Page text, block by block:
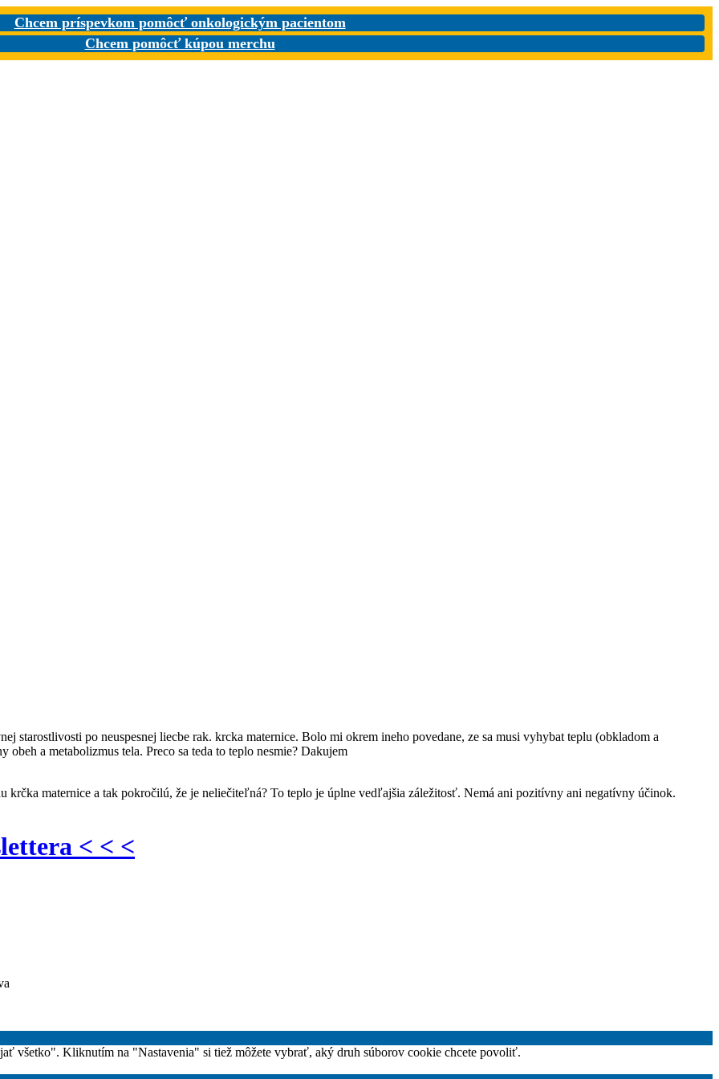
Chcem príspevkom pomôcť onkologickým pacientom
Chcem pomôcť kúpou merchu
starostlivosti po neuspesnej liecbe rak. krcka maternice. Bolo mi okrem ineho povedane, ze sa musi vyhybat teplu (obkladom a
a metabolizmus tela. Preco sa teda to teplo nesmie? Dakujem
krčka maternice a tak pokročilú, že je neliečiteľná? To teplo je úplne vedľajšia záležitosť. Nemá ani pozitívny ani negatívny účinok.
< < <
všetko". Kliknutím na "Nastavenia" si tiež môžete vybrať, aký druh súborov cookie chcete povoliť.